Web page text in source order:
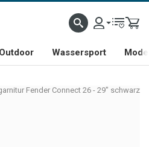
Wassersport
Fender Connect 26 - 29" schwarz